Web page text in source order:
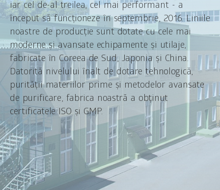
iar cel de-al treilea, cel mai performant - a
început să funcționeze în septembrie, 2016. Liniile
noastre de producție sunt dotate cu cele mai
moderne și avansate echipamente și utilaje,
fabricate în Coreea de Sud, Japonia și China.
Datorită nivelului înalt de dotare tehnologică,
purității materiilor prime și metodelor avansate
de purificare, fabrica noastră a obținut
certificatele ISO și GMP.